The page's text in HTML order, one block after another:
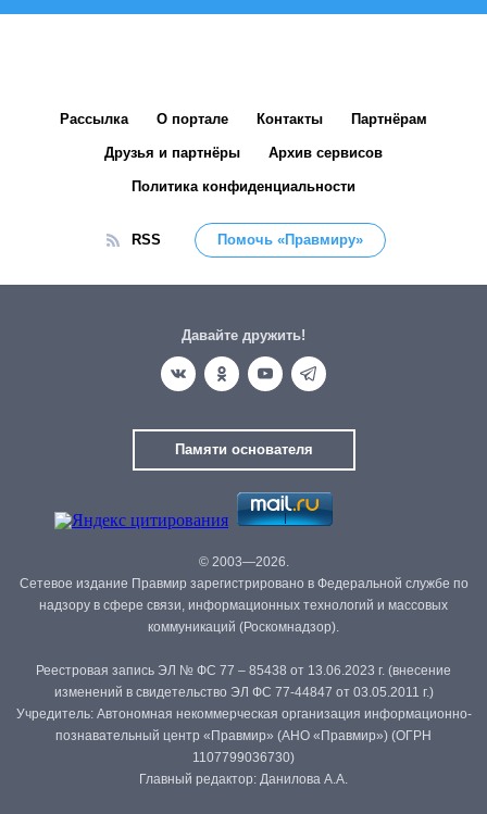
Рассылка О портале Контакты Партнёрам
Друзья и партнёры Архив сервисов
Политика конфиденциальности
RSS Помочь «Правмиру»
Давайте дружить!
Памяти основателя
© 2003—2026.
Сетевое издание Правмир зарегистрировано в Федеральной службе по
надзору в сфере связи, информационных технологий и массовых
коммуникаций (Роскомнадзор).
Реестровая запись ЭЛ № ФС 77 – 85438 от 13.06.2023 г. (внесение
изменений в свидетельство ЭЛ ФС 77-44847 от 03.05.2011 г.)
Учредитель: Автономная некоммерческая организация информационно-
познавательный центр «Правмир» (АНО «Правмир») (ОГРН
1107799036730)
Главный редактор: Данилова А.А.